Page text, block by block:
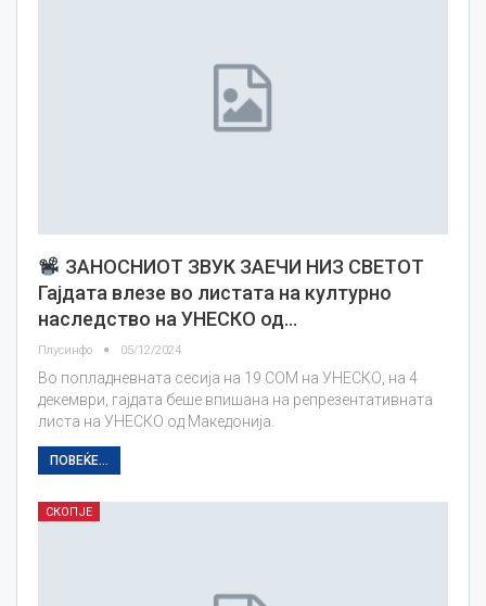
ЗАНОСНИОТ ЗВУК ЗАЕЧИ НИЗ СВЕТОТ
Гајдата влезе во листата на културно
наследство на УНЕСКО од…
Плусинфо 05/12/2024
Во попладневната сесија на 19 COM на УНЕСКО, на 4
декември, гајдата беше впишана на репрезентативната
листа на УНЕСКО од Македонија.
ПОВЕЌЕ...
СКОПЈЕ